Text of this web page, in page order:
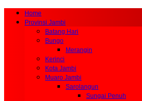
Home
Provinsi Jambi
Batang Hari
Bungo
Merangin
Kerinci
Kota Jambi
Muaro Jambi
Sarolangun
Sungai Penuh